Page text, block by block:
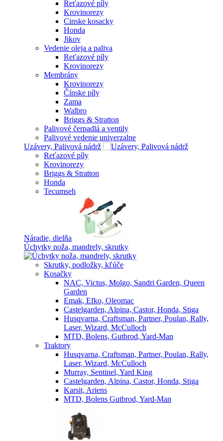
Reťazové píly
Krovinorezy
Cinske kosacky
Honda
Jikov
Vedenie oleja a paliva
Reťazové píly
Krovinorezy
Membrány
Krovinorezy
Čínske píly
Zama
Walbro
Briggs & Stratton
Palivové čerpadlá a ventily
Palivové vedenie univerzalne
Uzávery, Palivová nádrž
Reťazové píly
Krovinorezy
Briggs & Stratton
Honda
Tecumseh
Náradie, dielňa
Úchytky noža, mandrely, skrutky
Skrutky, podložky, kľúče
Kosačky
NAC, Victus, Molgo, Sandri Garden, Queen
Garden
Emak, Efko, Oleomac
Castelgarden, Alpina, Castor, Honda, Stiga
Husqvarna, Craftsman, Partner, Poulan, Rally,
Laser, Wizard, McCulloch
MTD, Bolens, Gutbrod, Yard-Man
Traktory
Husqvarna, Craftsman, Partner, Poulan, Rally,
Laser, Wizard, McCulloch
Murray, Sentinel, Yard King
Castelgarden, Alpina, Castor, Honda, Stiga
Karsit, Ariens
MTD, Bolens Gutbrod, Yard-Man